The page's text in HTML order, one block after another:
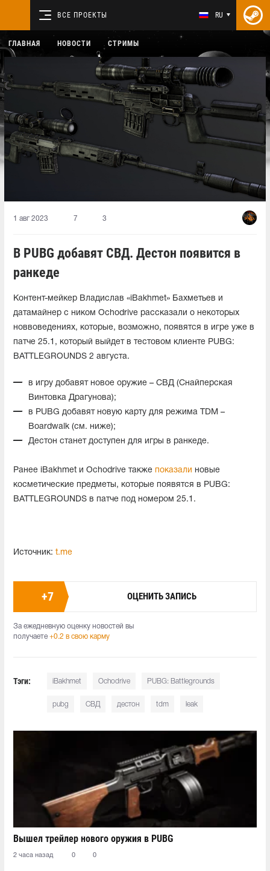
ВСЕ ПРОЕКТЫ RU
ГЛАВНАЯ НОВОСТИ СТРИМЫ
1 авг 2023 7 3
В PUBG добавят СВД. Дестон появится в
ранкеде
Контент-мейкер Владислав «iBakhmet» Бахметьев и
датамайнер с ником Ochodrive рассказали о некоторых
новвоведениях, которые, возможно, появятся в игре уже в
патче 25.1, который выйдет в тестовом клиенте PUBG:
BATTLEGROUNDS 2 августа.
в игру добавят новое оружие – СВД (Снайперская
Винтовка Драгунова);
в PUBG добавят новую карту для режима TDM –
Boardwalk (см. ниже);
Дестон станет доступен для игры в ранкеде.
Ранее iBakhmet и Ochodrive также показали новые
косметические предметы, которые появятся в PUBG:
BATTLEGROUNDS в патче под номером 25.1.
Источник: t.me
+7 ОЦЕНИТЬ ЗАПИСЬ
За ежедневную оценку новостей вы
получаете +0.2 в свою карму
Тэги: iBakhmet Ochodrive PUBG: Battlegrounds
pubg СВД дестон tdm leak
Вышел трейлер нового оружия в PUBG
2 часа назад 0 0